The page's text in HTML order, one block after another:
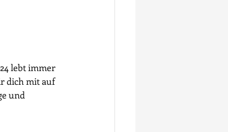
lebt immer
dich mit auf
und